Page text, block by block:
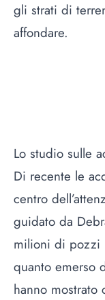
gli strati di
affondare.
Lo studio sulle
Di recente le
centro
guidato da
milioni di pozzi
quanto emerso
hanno